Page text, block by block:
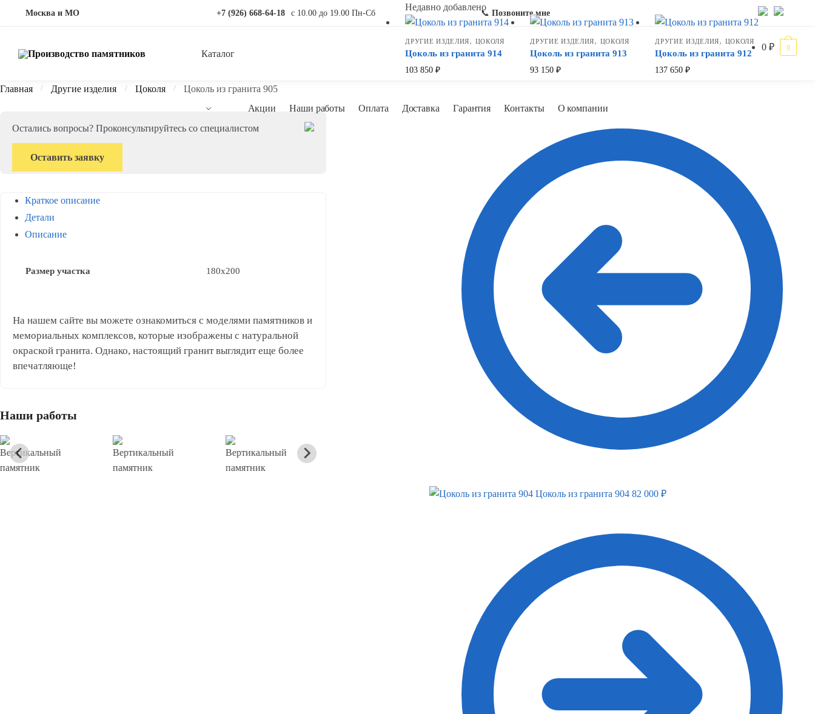
Москва и МО +7 (926) 668-64-18 с 10.00 до 19.00 Пн-Сб 📞Позвоните мне
Каталог
Акции Наши работы Оплата Доставка Гарантия Контакты О компании
Недавно добавлено
ДРУГИЕ ИЗДЕЛИЯ, ЦОКОЛЯ
Цоколь из гранита 914
103 850₽
ДРУГИЕ ИЗДЕЛИЯ, ЦОКОЛЯ
Цоколь из гранита 913
93 150₽
ДРУГИЕ ИЗДЕЛИЯ, ЦОКОЛЯ
Цоколь из гранита 912
137 650₽
0₽ 0
Главная / Другие изделия / Цоколя / Цоколь из гранита 905
Цоколь из гранита 904 82 000 ₽
Остались вопросы? Проконсультируйтесь со специалистом
Оставить заявку
Краткое описание
Детали
Описание
Размер участка 180х200
На нашем сайте вы можете ознакомиться с моделями памятников и
мемориальных комплексов, которые изображены с натуральной
окраской гранита. Однако, настоящий гранит выглядит еще более
впечатляюще!
Наши работы
Вертикальный
памятник
Вертикальный
памятник
Вертикальный
памятник
Вертикальный